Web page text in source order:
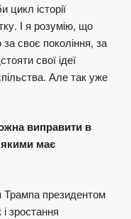
історії
І я розумію, що
своє покоління, за
свої ідеї
Але так уже
виправити в
якими має
Трампа президентом
зростання